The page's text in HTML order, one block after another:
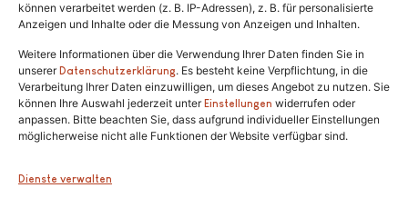
können verarbeitet werden (z. B. IP-Adressen), z. B. für personalisierte
Anzeigen und Inhalte oder die Messung von Anzeigen und Inhalten.
Weitere Informationen über die Verwendung Ihrer Daten finden Sie in
unsererDatenschutzerklärung. Es besteht keine Verpflichtung, in die
Verarbeitung Ihrer Daten einzuwilligen, um dieses Angebot zu nutzen. Sie
können Ihre Auswahl jederzeit unterEinstellungen widerrufen oder
anpassen. Bitte beachten Sie, dass aufgrund individueller Einstellungen
möglicherweise nicht alle Funktionen der Website verfügbar sind.
Dienste verwalten
Tel.:(02646) 915928
info@katzenschutzfreunde.de